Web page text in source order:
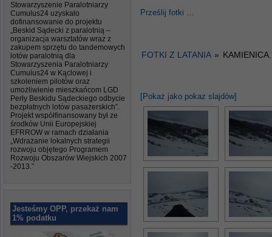
Stowarzyszenie Paralotniarzy
Cumulus24 uzyskało
dofinansowanie do projektu
„Beskid Sądecki z paralotnią –
organizacja warsztatów wraz z
zakupem sprzętu do tandemowych
lotów paralotnią dla
Stowarzyszenia Paralotniarzy
Cumulus24 w Kąclowej i
szkoleniem pilotów oraz
umożliwienie mieszkańcom LGD
Perły Beskidu Sądeckiego odbycie
bezpłatnych lotów pasażerskich”.
Projekt współfinansowany był ze
środków Unii Europejskiej
EFRROW w ramach działania
„Wdrażanie lokalnych strategii
rozwoju objętego Programem
Rozwoju Obszarów Wiejskich 2007
-2013.”
Jesteśmy OPP, przekaż nam
1% podatku
Prześlij fotki …
FOTKI Z LATANIA »
[Pokaż jako pokaz slajdów]